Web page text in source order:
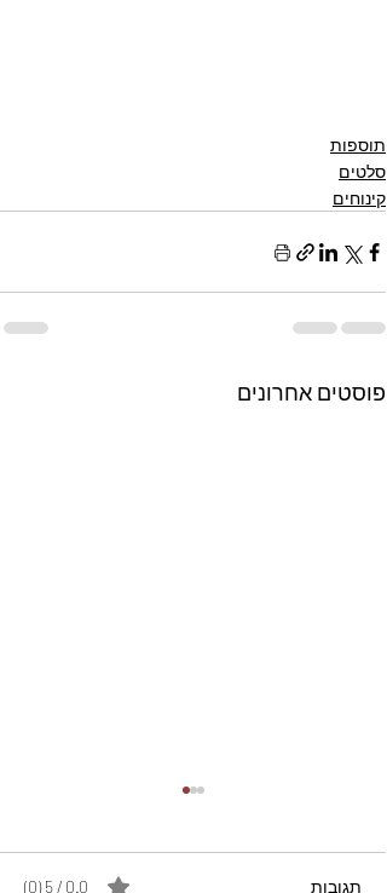
תוספות
סלטים
קינוחים
פוסטים אחרונים
תגובות 0.0 / 5 ‏(0)